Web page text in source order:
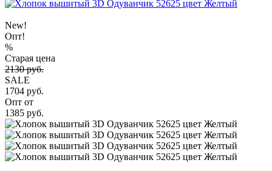
New!
Опт!
%
Старая цена
2130 руб.
SALE
1704 руб.
Опт от
1385 руб.